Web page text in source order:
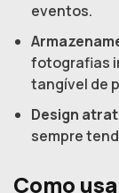
eventos.
fotografias
tangível de
Design
sempre
Como